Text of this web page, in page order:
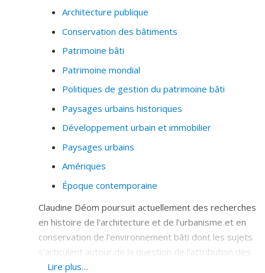
ricochet, sur la pratique professionnelle.
Une autre préoccupation majeure de ses études porte
sur la modélisation des échanges thermiques et sur
l’importance des éléments du climat qui affectent le
« développement durable » appliqué à l'architecture.
Architecture publique
Conservation des bâtiments
Patrimoine bâti
Patrimoine mondial
Politiques de gestion du patrimoine bâti
Paysages urbains historiques
Développement urbain et immobilier
Paysages urbains
Amériques
Époque contemporaine
Claudine Déom poursuit actuellement des recherches
en histoire de l'architecture et de l’urbanisme et en
conservation de l'environnement bâti dont les sujets
s'articulent autour de la question de l'attribution des
valeurs patrimoniales. Ses intérêts de recherche
Lire plus…